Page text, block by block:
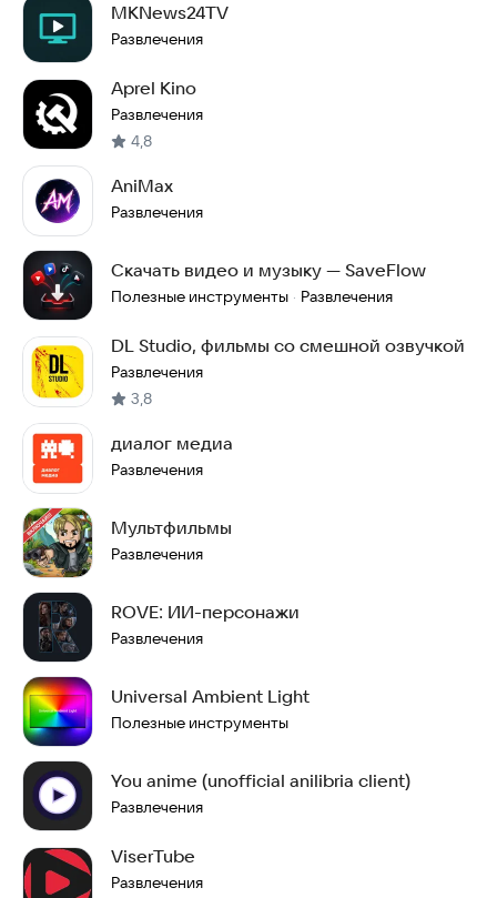
MKNews24TV
Развлечения
Aprel Kino
Развлечения
4,8
AniMax
Развлечения
Скачать видео и музыку — SaveFlow
Полезные инструменты · Развлечения
DL Studio, фильмы со смешной озвучкой
Развлечения
3,8
диалог медиа
Развлечения
Мультфильмы
Развлечения
ROVE: ИИ-персонажи
Развлечения
Universal Ambient Light
Полезные инструменты
You anime (unofficial anilibria client)
Развлечения
ViserTube
Развлечения